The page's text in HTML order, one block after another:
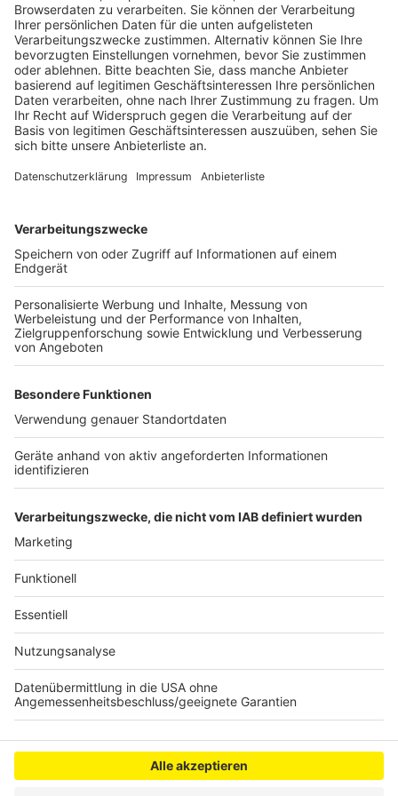
Veröffentlicht: Dienstag, 27.05.2025 08:17
Anzeige
Um die Trinkwasserversorgung in den Städten
Bedburg, Bergheim, Elsdorf und Kerpen auch in den
kommenden Jahren sicherzustellen, baut
in Sindorf und soll das Speichervolumen um rund 2000
Kubikmeter erweitern, wie der Projektleiter berichtet.
Die Rohbauarbeiten für den Behälter sollen Ende des
Monats abgeschlossen sein, und im Juni beginnt die
Verlegung der Trinkwasserleitungen. Wenn alles nach
Plan verläuft, wird der neue Trinkwasserbehälter Ende
Westnetz reagiert mit diesem Neubau nach eigenen
Angaben auch auf die steigende Nachfrage nach
Trinkwasser, die durch neue Wohngebiete und die
Industrie verursacht wird. Die Investition beläuft sich
Anzeige
Anzeige